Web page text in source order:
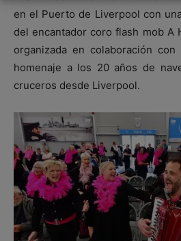
en el Puerto de Liverpool con
del encantador coro flash mob A
organizada en colaboración
homenaje a los 20 años de
cruceros desde Liverpool.